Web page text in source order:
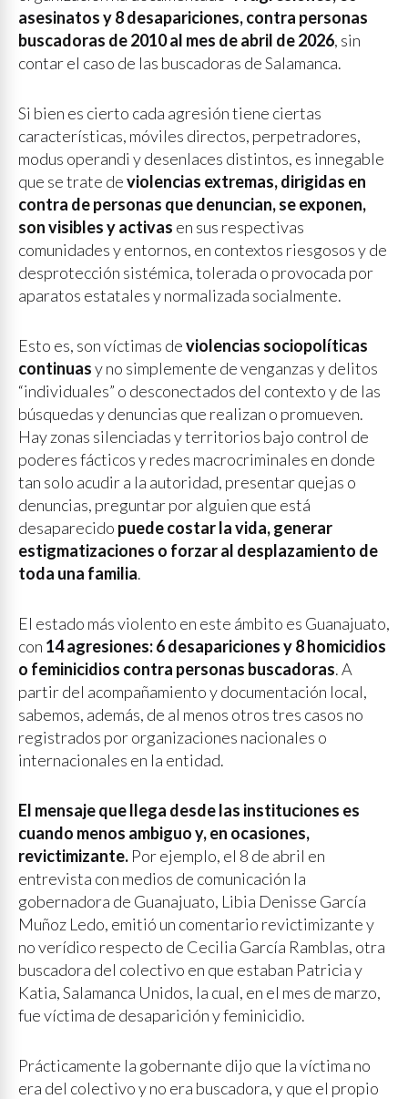
asesinatos y 8 desapariciones, contra personas
buscadoras de 2010 al mes de abril de 2026, sin
contar el caso de las buscadoras de Salamanca.
Si bien es cierto cada agresión tiene ciertas
características, móviles directos, perpetradores,
modus operandi y desenlaces distintos, es innegable
que se trate deviolencias extremas, dirigidas en
contra de personas que denuncian, se exponen,
son visibles y activas en sus respectivas
comunidades y entornos, en contextos riesgosos y de
desprotección sistémica, tolerada o provocada por
aparatos estatales y normalizada socialmente.
Esto es, son víctimas deviolencias sociopolíticas
continuasy no simplemente de venganzas y delitos
“individuales” o desconectados del contexto y de las
búsquedas y denuncias que realizan o promueven.
Hay zonas silenciadas y territorios bajo control de
poderes fácticos y redes macrocriminales en donde
tan solo acudir a la autoridad, presentar quejas o
denuncias, preguntar por alguien que está
desaparecido puede costar la vida, generar
estigmatizaciones o forzar al desplazamiento de
toda una familia.
El estado más violento en este ámbito es Guanajuato,
con 14 agresiones: 6 desapariciones y 8 homicidios
o feminicidios contra personas buscadoras. A
partir del acompañamiento y documentación local,
sabemos, además, de al menos otros tres casos no
registrados por organizaciones nacionales o
internacionales en la entidad.
El mensaje que llega desde las instituciones es
cuando menos ambiguo y, en ocasiones,
revictimizante. Por ejemplo, el 8 de abril en
entrevista con medios de comunicación la
gobernadora de Guanajuato, Libia Denisse García
Muñoz Ledo, emitió un comentario revictimizante y
no verídico respecto de Cecilia García Ramblas, otra
buscadora del colectivo en que estaban Patricia y
Katia, Salamanca Unidos, la cual, en el mes de marzo,
fue víctima de desaparición y feminicidio.
Prácticamente la gobernante dijo que la víctima no
era del colectivo y no era buscadora, y que el propio